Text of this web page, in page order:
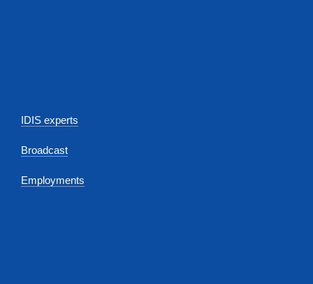
IDIS experts
Broadcast
Employments